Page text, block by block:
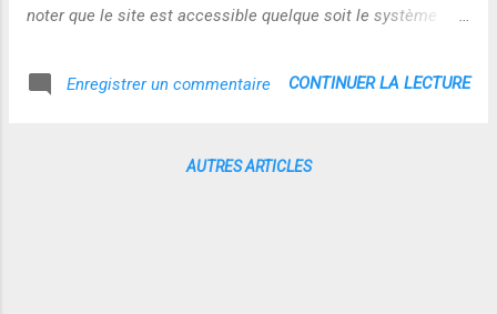
noter que le site est accessible quelque soit le système
choses encore ! Source : http://freewares-
Enregistrer un commentaire CONTINUER LA LECTURE
AUTRES ARTICLES